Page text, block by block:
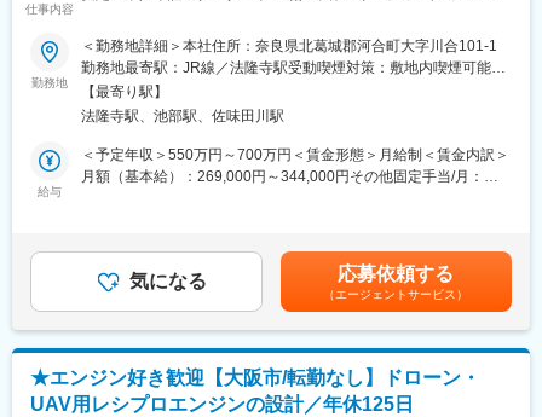
野田駅(大阪環状線)、鶴橋駅、西長堀駅、神ノ木駅、沢ノ町駅、北
田辺駅、新加美駅、富田駅(大阪府)、交野市駅、四条畷駅、土居駅
(大阪府)、小路駅、高井田駅(地下鉄)、安堂駅、諏訪ノ森駅、浅香
山駅、なかもず駅、北助松駅、貝塚市役所前駅、春日野道駅(阪神
ィタウン駅、太秦駅(山陰本線)、近鉄丹波橋駅、長岡京駅、鳥居前
駅、池部駅、忍海駅、田原本駅、前栽駅、美章園駅、千林大宮
仕事内容
■業務内容：当社にて経理の業務をお任せし、スタンダード上場企
業というフィールドでご自身のキャリアの幅を更に広げていただ
きます。
【ご入社後にお任せする業務】
・年次・四半期決算開示書類のチェック
・決算書及びその他書類から招集通知・決議通知・株主通信の作
対応できる業務の幅を広げていただきます。
■当社製品について：「薄く均一に塗る」技術を活用した産業機
製造にも必要な技術となっております。現在話題となっているペ
ロブスカイト型太陽電池専用の塗工設備開発など、新たな分野に
もビジネスを広げています。
勤務地
＜勤務地詳細＞本社住所：奈良県北葛城郡河合町大字川合101-1
勤務地最寄駅：JR線／法隆寺駅受動喫煙対策：敷地内喫煙可能場
所あり
【最寄り駅】
法隆寺駅、池部駅、佐味田川駅
給与
＜予定年収＞550万円～700万円＜賃金形態＞月給制＜賃金内訳＞
月額（基本給）：269,000円～344,000円その他固定手当/月：
があります。※予定年収及び月給は皆勤手当、TQC手当および、
30 時間/月の残業時間手当を含んでおります。※別途、弊社支給規
程に基づき、住宅手当、家族手当を支給。賃金はあくまでも目安
の金額であり、選考を通じて上下する可能性があります。月給(月
額)は固定手当を含めた表記です。
気になる 応募依頼する
（エージェントサービス）
★エンジン好き歓迎【大阪市/転勤なし】ドローン・
UAV用レシプロエンジンの設計／年休125日